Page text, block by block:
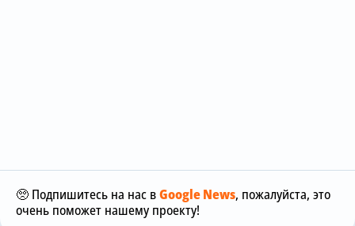
🥺 Подпишитесь на нас вGoogle News, пожалуйста, это
очень поможет нашему проекту!